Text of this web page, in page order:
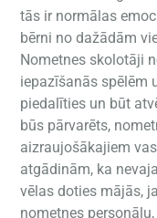
tās ir normālas
bērni no dažādām
Nometnes skolotāji
iepazīšanās spēlēm
piedalīties un būt
būs pārvarēts,
aizraujošākajiem
atgādinām, ka
vēlas doties mājās,
nometnes